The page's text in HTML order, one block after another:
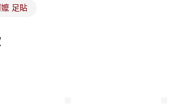
帳單，「大哥付你分期」於每月結算日後寄送繳費提
」等通路繳費。
嬤 足貼